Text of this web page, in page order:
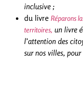
inclusive ;
du livre Réparons
territoires, un livre
l’attention des
sur nos villes, pour